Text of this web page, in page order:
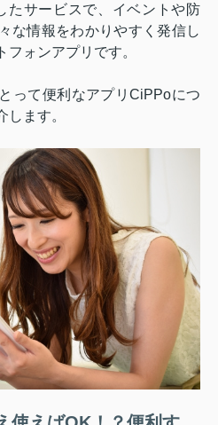
たサービスで、イベントや防
な情報をわかりやすく発信し
ォンアプリです。
って便利なアプリCiPPoにつ
ます。